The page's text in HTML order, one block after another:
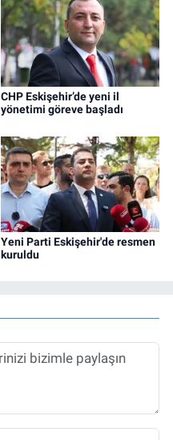
CHP Eskişehir’de yeni il
yönetimi göreve başladı
Yeni Parti Eskişehir'de resmen
kuruldu